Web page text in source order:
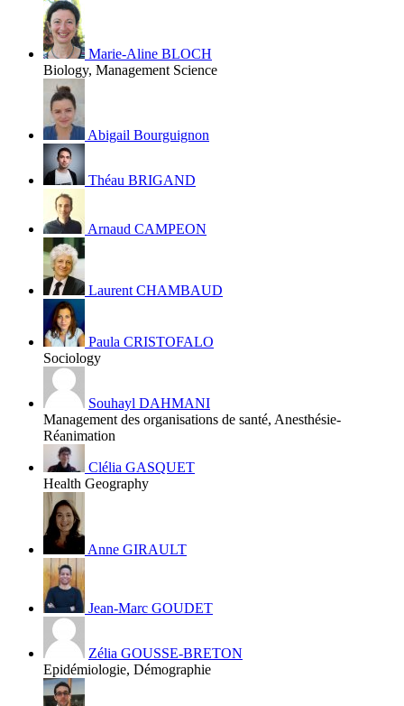
Marie-Aline BLOCH
Biology, Management Science
Abigail Bourguignon
Théau BRIGAND
Arnaud CAMPEON
Laurent CHAMBAUD
Paula CRISTOFALO
Sociology
Souhayl DAHMANI
Management des organisations de santé, Anesthésie-
Réanimation
Clélia GASQUET
Health Geography
Anne GIRAULT
Jean-Marc GOUDET
Zélia GOUSSE-BRETON
Epidémiologie, Démographie